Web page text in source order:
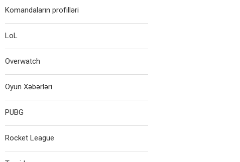
Komandaların profilləri
LoL
Overwatch
Oyun Xəbərləri
PUBG
Rocket League